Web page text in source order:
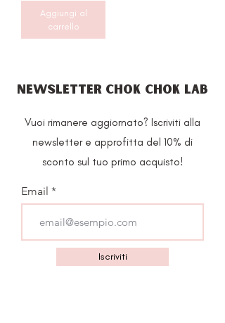
Aggiungi al
carrello
NEWSLETTER CHOK CHOK LAB
Vuoi rimanere aggiornato? Iscriviti alla
newsletter e approfitta del 10% di
sconto sul tuo primo acquisto!
Email
Iscriviti